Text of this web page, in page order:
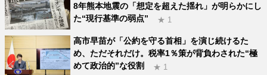
8年熊本地震の「想定を超えた揺れ」が明らかにし
た“現行基準の弱点”
★ 1
高市早苗が「公約を守る首相」を演じ続けるた
め、ただそれだけ。税率1％策が背負わされた“極
めて政治的”な役割
★ 1